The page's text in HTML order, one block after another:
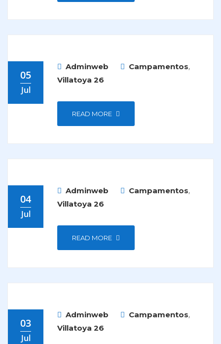
05
Jul
Adminweb Campamentos,
Villatoya 26
READ MORE
04
Jul
Adminweb Campamentos,
Villatoya 26
READ MORE
03
Jul
Adminweb Campamentos,
Villatoya 26